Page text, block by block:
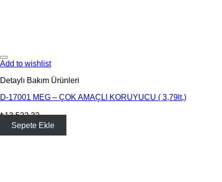
Add to wishlist
Detaylı Bakım Ürünleri
D-17001 MEG – ÇOK AMAÇLI KORUYUCU ( 3,79lt,)
₺13,522.32
Sepete Ekle